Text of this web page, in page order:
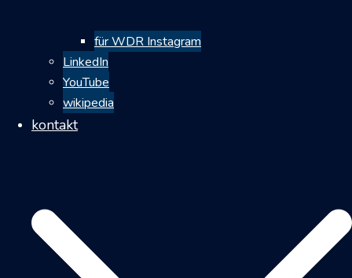
für WDR Instagram
LinkedIn
YouTube
wikipedia
kontakt